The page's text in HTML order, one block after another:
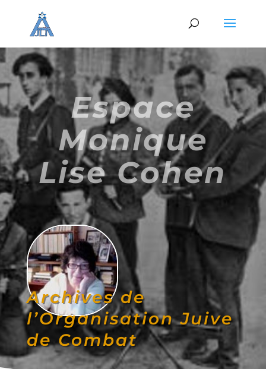
Espace
Monique
Lise Cohen
Archives de
l’Organisation Juive
de Combat